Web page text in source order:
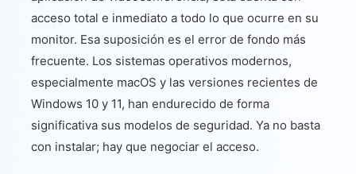
acceso total e inmediato a todo lo que ocurre en su
monitor. Esa suposición es el error de fondo más
frecuente. Los sistemas operativos modernos,
especialmente macOS y las versiones recientes de
Windows 10 y 11, han endurecido de forma
significativa sus modelos de seguridad. Ya no basta
con instalar; hay que negociar el acceso.